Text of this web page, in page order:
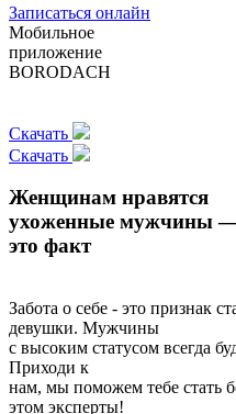
Записаться онлайн
Мобильное
приложение
BORODACH
Скачать
Скачать
Женщинам нравятся
ухоженные мужчины
это факт
Забота о себе - это признак
девушки. Мужчины
с высоким статусом всегда
Приходи к
нам, мы поможем тебе стать
этом эксперты!